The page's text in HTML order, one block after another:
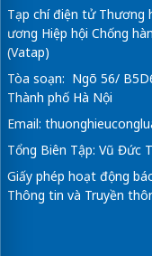
Tạp chí điện tử Thương
ương Hiệp hội Chống
(Vatap)
Tòa soạn: Ngõ 56/
Thành phố Hà Nội
Email:
Tổng Biên Tập: Vũ Đức
Giấy phép hoạt động
Thông tin và Truyền